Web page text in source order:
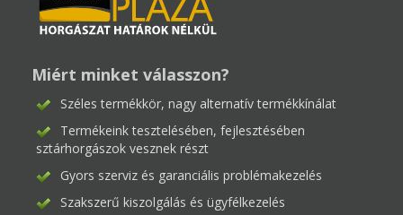
Miért minket válasszon?
Széles termékkör, nagy alternatív termékkínálat
Termékeink tesztelésében, fejlesztésében
sztárhorgászok vesznek részt
Gyors szerviz és garanciális problémakezelés
Szakszerű kiszolgálás és ügyfélkezelés